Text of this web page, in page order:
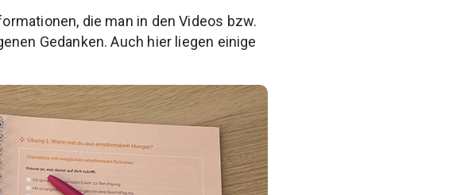
die man in den Videos bzw.
Gedanken. Auch hier liegen einige